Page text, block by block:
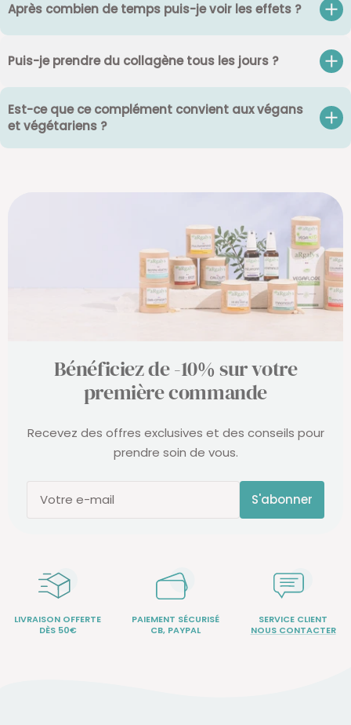
Après combien de temps puis-je voir les effets ?
Puis-je prendre du collagène tous les jours ?
Est-ce que ce complément convient aux végans
et végétariens ?​
Bénéficiez de -10% sur votre
première commande
Recevez des offres exclusives et des conseils pour
prendre soin de vous.
Votre e-mail S'abonner
LIVRAISON OFFERTE
DÈS 50€
PAIEMENT SÉCURISÉ
CB, PAYPAL
SERVICE CLIENT
NOUS CONTACTER